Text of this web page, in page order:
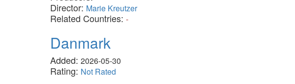
Director: Marie Kreutzer
Related Countries: -
Danmark
Added: 2026-05-30
Rating: Not Rated